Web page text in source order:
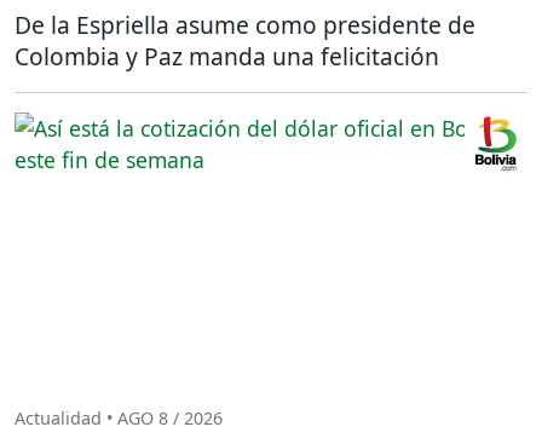
De la Espriella asume como presidente de
Colombia y Paz manda una felicitación
Actualidad • AGO 8 / 2026